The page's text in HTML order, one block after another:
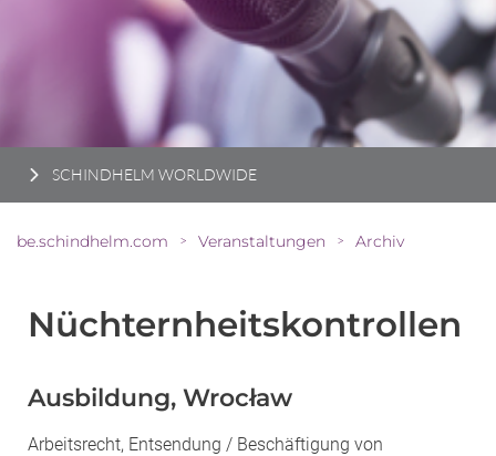
SCHINDHELM WORLDWIDE
be.schindhelm.com > Veranstaltungen > Archiv
Nüchternheitskontrollen
Ausbildung, Wrocław
Arbeitsrecht, Entsendung / Beschäftigung von